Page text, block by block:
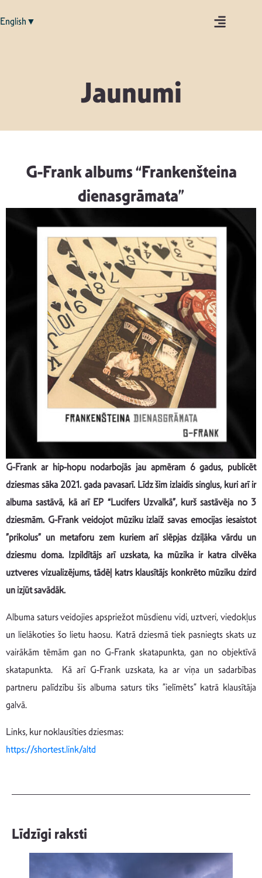
English▼
Jaunumi
G-Frank albums “Frankenšteina
dienasgrāmata”
G-Frank ar hip-hopu nodarbojās jau apmēram 6 gadus, publicēt
dziesmas sāka 2021. gada pavasarī. Līdz šim izlaidis singlus, kuri arī ir
albuma sastāvā, kā arī EP “Lucifers Uzvalkā”, kurš sastāvēja no 3
dziesmām. G-Frank veidojot mūziku izlaiž savas emocijas iesaistot
”prikolus” un metaforu zem kuriem arī slēpjas dziļāka vārdu un
dziesmu doma. Izpildītājs arī uzskata, ka mūzika ir katra cilvēka
uztveres vizualizējums, tādēļ katrs klausītājs konkrēto mūziku dzird
un izjūt savādāk.
Albuma saturs veidojies apspriežot mūsdienu vidi, uztveri, viedokļus
un lielākoties šo lietu haosu. Katrā dziesmā tiek pasniegts skats uz
vairākām tēmām gan no G-Frank skatapunkta, gan no objektīvā
skatapunkta. Kā arī G-Frank uzskata, ka ar viņa un sadarbības
partneru palīdzību šis albuma saturs tiks ”ielīmēts” katrā klausītāja
galvā.
Links, kur noklausīties dziesmas:
https://shortest.link/altd
Līdzīgi raksti